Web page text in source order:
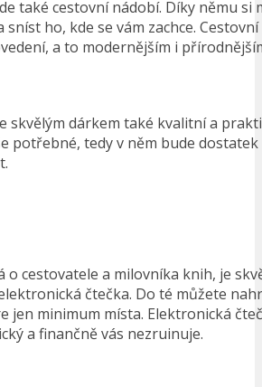
také cestovní nádobí. Díky němu si
sníst ho, kde se vám zachce.
a to modernějším i
skvělým dárkem také kvalitní a
potřebné, tedy v něm bude
o cestovatele a milovníka knih, je
čtečka. Do té můžete
jen minimum místa. Elektronická
a finančně vás nezruinuje.